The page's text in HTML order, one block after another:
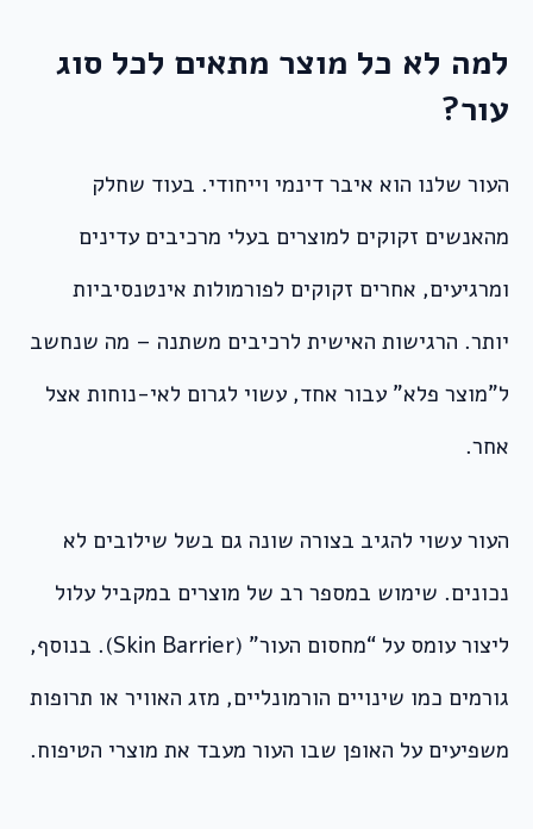
למה לא כל מוצר מתאים לכל סוג
עור?
העור שלנו הוא איבר דינמי וייחודי. בעוד שחלק
מהאנשים זקוקים למוצרים בעלי מרכיבים עדינים
ומרגיעים, אחרים זקוקים לפורמולות אינטנסיביות
יותר. הרגישות האישית לרכיבים משתנה – מה שנחשב
ל”מוצר פלא” עבור אחד, עשוי לגרום לאי-נוחות אצל
אחר.
העור עשוי להגיב בצורה שונה גם בשל שילובים לא
נכונים. שימוש במספר רב של מוצרים במקביל עלול
ליצור עומס על “מחסום העור” (Skin Barrier). בנוסף,
גורמים כמו שינויים הורמונליים, מזג האוויר או תרופות
משפיעים על האופן שבו העור מעבד את מוצרי הטיפוח.